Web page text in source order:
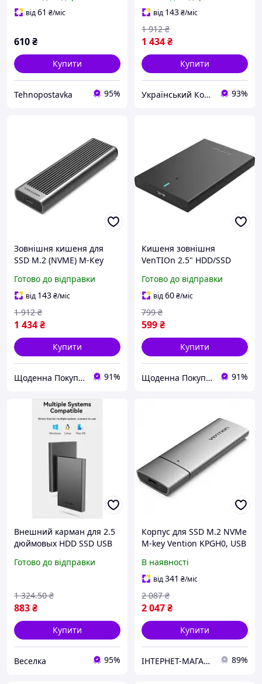
від61 ₴/міс
610₴
Купити
Tehnopostavka 95%
Aluminum сіра ukr koshik
(41-339-85)
від 143₴/міс
1 434₴
1 912 ₴
Купити
Український Кошик 93%
Зовнішня кишеня для
SSD М.2 (NVМE) М-Кeу
НeАТ SІnК АluМІnuМ сіра
VenТІОn
Готово до відправки
від 143₴/міс
1 434₴
1 912 ₴
Купити
Щоденна Покупка 91%
Кишеня зовнішня
VenТІОn 2.5" НDD/SSD
(КРАВ0)
Готово до відправки
від60₴/міс
599₴
799 ₴
Купити
Щоденна Покупка 91%
Внешний карман для 2.5
дюймовых HDD SSD USB
UASP TRIM и авто-спящий
Готово до відправки
883₴
1 324.50 ₴
Купити
Веселка 95%
Корпус для SSD M.2 NVMe
M-key Vention KPGH0, USB
В наявності
від341 ₴/міс
2 047₴
2 087 ₴
Купити
ІНТЕРНЕТ-МАГАЗИН "Доставлено " 89%